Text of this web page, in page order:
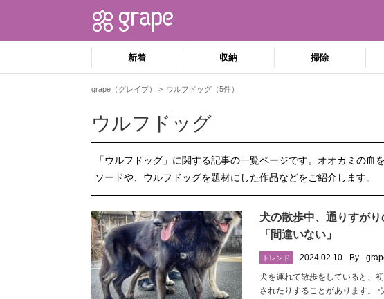
新着 収納 掃除
grape（グレイプ） ウルフドッグ（5件）
ウルフドッグ
「ウルフドッグ」に関する記事の一覧ページです。オオカミの
ソードや、ウルフドッグを題材にした作品などをご紹介します。
犬の散歩中、通りすが
「間違いない」
トレンド 2024.02.10
By -
犬を連れて散歩をしていると、
されたりすることがあります。